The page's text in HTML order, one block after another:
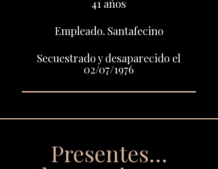
41 años
Empleado. Santafecino
Secuestrado y desaparecido el
02/07/1976
Presentes…